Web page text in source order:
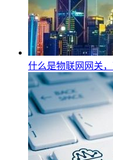
什么是物联网网关